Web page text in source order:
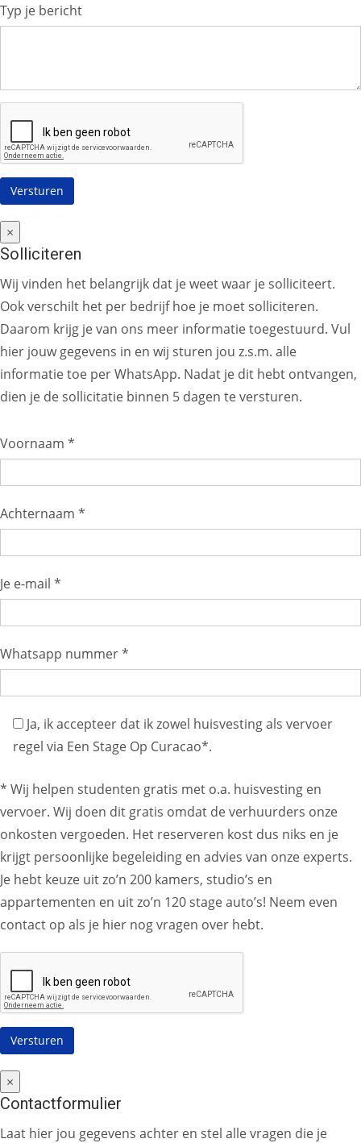
Typ je bericht
×
Solliciteren
Wij vinden het belangrijk dat je weet waar je solliciteert.
Ook verschilt het per bedrijf hoe je moet solliciteren.
Daarom krijg je van ons meer informatie toegestuurd. Vul
hier jouw gegevens in en wij sturen jou z.s.m. alle
informatie toe per WhatsApp. Nadat je dit hebt ontvangen,
dien je de sollicitatie binnen 5 dagen te versturen.
Voornaam *
Achternaam *
Je e-mail *
Whatsapp nummer *
Ja, ik accepteer dat ik zowel huisvesting als vervoer
regel via Een Stage Op Curacao*.
* Wij helpen studenten gratis met o.a. huisvesting en
vervoer. Wij doen dit gratis omdat de verhuurders onze
onkosten vergoeden. Het reserveren kost dus niks en je
krijgt persoonlijke begeleiding en advies van onze experts.
Je hebt keuze uit zo’n 200 kamers, studio’s en
appartementen en uit zo’n 120 stage auto’s! Neem even
contact op als je hier nog vragen over hebt.
×
Contactformulier
Laat hier jou gegevens achter en stel alle vragen die je